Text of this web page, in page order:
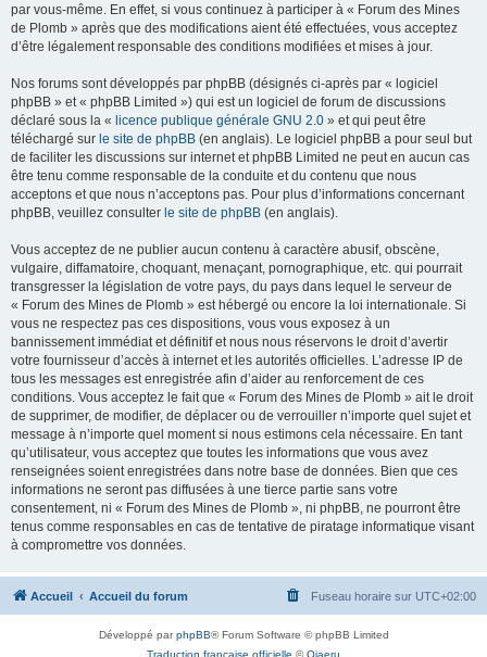
par vous-même. En effet, si vous continuez à participer à « Forum des Mines
de Plomb » après que des modifications aient été effectuées, vous acceptez
d’être légalement responsable des conditions modifiées et mises à jour.
Nos forums sont développés par phpBB (désignés ci-après par « logiciel
phpBB » et « phpBB Limited ») qui est un logiciel de forum de discussions
déclaré sous la « licence publique générale GNU 2.0 » et qui peut être
téléchargé sur le site de phpBB (en anglais). Le logiciel phpBB a pour seul but
de faciliter les discussions sur internet et phpBB Limited ne peut en aucun cas
être tenu comme responsable de la conduite et du contenu que nous
acceptons et que nous n’acceptons pas. Pour plus d’informations concernant
phpBB, veuillez consulter le site de phpBB (en anglais).
Vous acceptez de ne publier aucun contenu à caractère abusif, obscène,
vulgaire, diffamatoire, choquant, menaçant, pornographique, etc. qui pourrait
transgresser la législation de votre pays, du pays dans lequel le serveur de
« Forum des Mines de Plomb » est hébergé ou encore la loi internationale. Si
vous ne respectez pas ces dispositions, vous vous exposez à un
bannissement immédiat et définitif et nous nous réservons le droit d’avertir
votre fournisseur d’accès à internet et les autorités officielles. L’adresse IP de
tous les messages est enregistrée afin d’aider au renforcement de ces
conditions. Vous acceptez le fait que « Forum des Mines de Plomb » ait le droit
de supprimer, de modifier, de déplacer ou de verrouiller n’importe quel sujet et
message à n’importe quel moment si nous estimons cela nécessaire. En tant
qu’utilisateur, vous acceptez que toutes les informations que vous avez
renseignées soient enregistrées dans notre base de données. Bien que ces
informations ne seront pas diffusées à une tierce partie sans votre
consentement, ni « Forum des Mines de Plomb », ni phpBB, ne pourront être
tenus comme responsables en cas de tentative de piratage informatique visant
à compromettre vos données.
Accueil Accueil du forum Fuseau horaire sur UTC+02:00
Développé parphpBB® Forum Software © phpBB Limited
Traduction française officielle ©Qiaeru